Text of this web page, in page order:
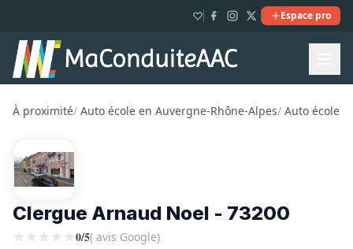
Espace pro
À proximité/ Auto école en Auvergne-Rhône-Alpes/ Auto école
Clergue Arnaud Noel - 73200
0/5( avis Google)